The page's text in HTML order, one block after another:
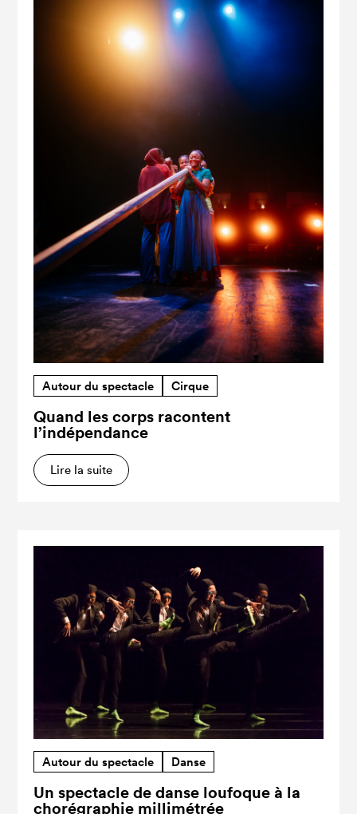
Autour du spectacle Cirque
Quand les corps racontent
l’indépendance
Lire la suite
Autour du spectacle Danse
Un spectacle de danse loufoque à la
chorégraphie millimétrée